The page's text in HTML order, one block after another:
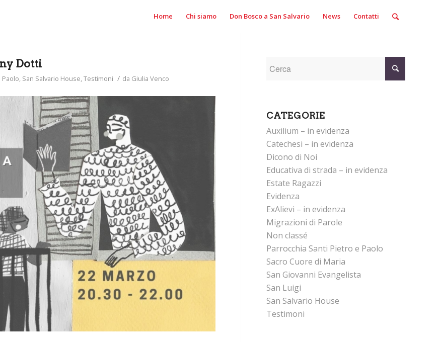
Home Chi siamo Don Bosco a San Salvario News Contatti
Dotti
Paolo, San Salvario House,Testimoni / da Giulia Venco
CATEGORIE
Auxilium – in evidenza
Catechesi – in evidenza
Dicono di Noi
Educativa di strada – in evidenza
Estate Ragazzi
Evidenza
ExAlievi – in evidenza
Migrazioni di Parole
Non classé
Parrocchia Santi Pietro e Paolo
Sacro Cuore di Maria
San Giovanni Evangelista
San Luigi
San Salvario House
Testimoni